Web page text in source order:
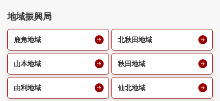
地域振興局
鹿角地域 北秋田地域
山本地域 秋田地域
由利地域 仙北地域